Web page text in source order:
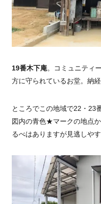
19番木下庵。コミュニティ
方に守られているお堂。納経
ところでこの地域で22・23
図内の青色★マークの地点
るべはありますが見逃しやす